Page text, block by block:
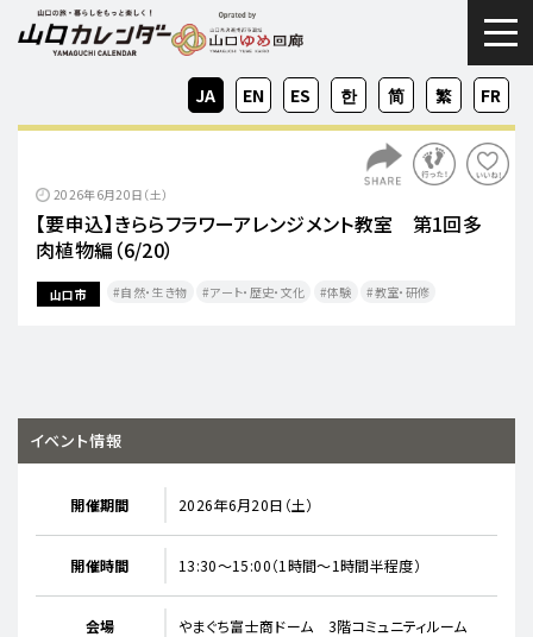
ZH-
CN
ZH-
TW
EN FR
JA KO
ES
2026年6月20日（土）
【要申込】きららフラワーアレンジメント教室 第1回多
肉植物編（6/20）
山口市 自然・生き物 アート・歴史・文化 体験 教室・研修
イベント情報
開催期間 2026年6月20日（土）
開催時間 13:30～15:00（1時間～1時間半程度）
会場 やまぐち富士商ドーム 3階コミュニティルーム